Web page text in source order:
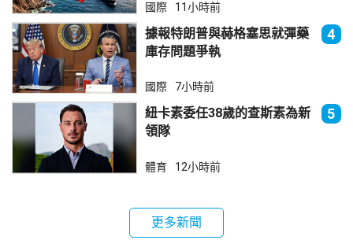
國際 11小時前
據報特朗普與赫格塞思就彈藥
庫存問題爭執
4
國際 7小時前
紐卡素委任38歲的查斯素為新
領隊
5
體育 12小時前
更多新聞